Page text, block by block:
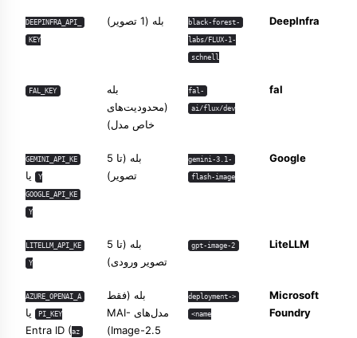
DeepInfra
black-forest-
labs/FLUX-1-
schnell
بله (1 تصویر) DEEPINFRA_API_
KEY
fal
fal-
ai/flux/dev
بله
(محدودیت‌های
خاص مدل)
FAL_KEY
Google
gemini-3.1-
flash-image
بله (تا 5
تصویر)
GEMINI_API_KE
Y یا
GOOGLE_API_KE
Y
LiteLLM
gpt-image-2
بله (تا 5
تصویر ورودی)
LITELLM_API_KE
Y
Microsoft
Foundry
<deployment-
name>
بله (فقط
مدل‌های MAI-
Image-2.5)
AZURE_OPENAI_A
PI_KEY
یا
Entra ID (az